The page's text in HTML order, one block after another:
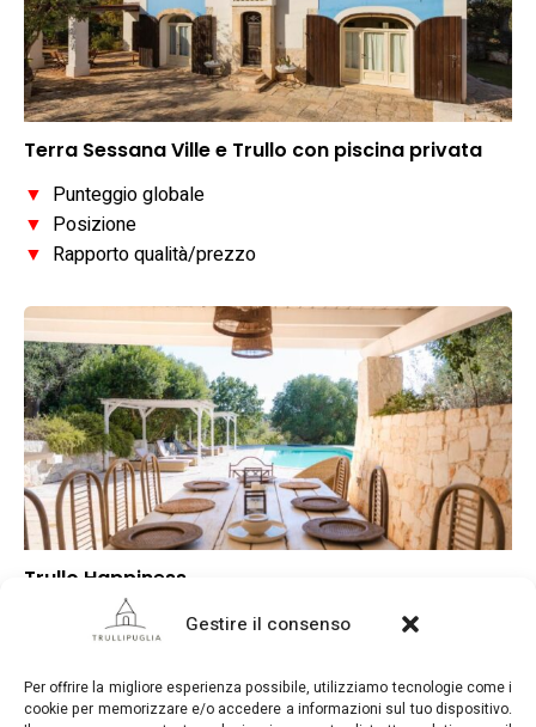
Gestire il consenso
Per offrire la migliore esperienza possibile, utilizziamo tecnologie come i
cookie per memorizzare e/o accedere a informazioni sul tuo dispositivo.
Terra Sessana Ville e Trullo con piscina privata
▼ Punteggio globale
▼ Posizione
▼ Rapporto qualità/prezzo
Trullo Happiness
Punteggio globale
▼Rapporto qualità/prezzo